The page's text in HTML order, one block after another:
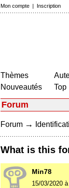
Mon compte | Inscription
Thèmes
Nouveautés
Top
Forum
Forum →
What is this
Min78
15/03/2020